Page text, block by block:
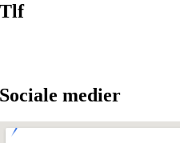
Tlf
Sociale medier